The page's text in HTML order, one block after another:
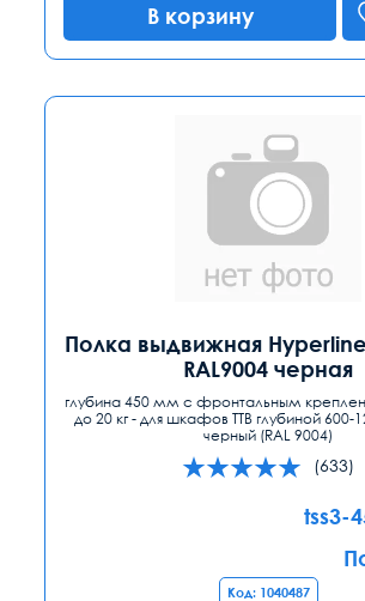
В корзину
Полка выдвижная Hyperline
RAL9004 черная
глубина 450 мм с фронтальным
до 20 кг - для шкафов TTB глубиной
черный (RAL 9004)
(633)
tss3-
Код: 1040487